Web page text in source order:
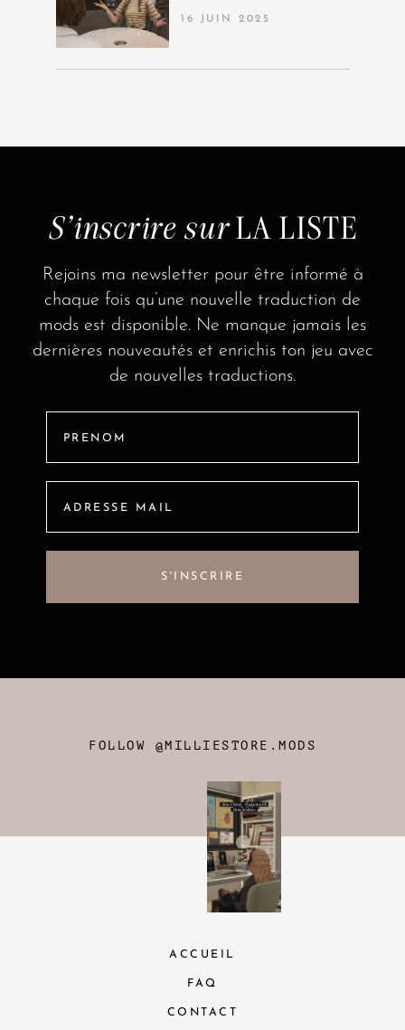
16 JUIN 2025
S'inscrire surLA LISTE
Rejoins ma newsletter pour être informé à
chaque fois qu’une nouvelle traduction de
mods est disponible. Ne manque jamais les
dernières nouveautés et enrichis ton jeu avec
de nouvelles traductions.
FOLLOW @MILLIESTORE.MODS
ACCUEIL
FAQ
CONTACT